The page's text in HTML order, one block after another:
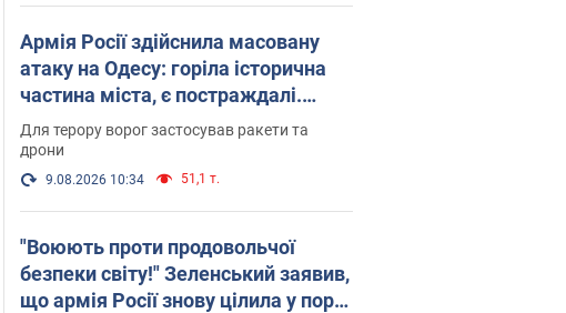
Армія Росії здійснила масовану
атаку на Одесу: горіла історична
частина міста, є постраждалі.
Фото та відео
Для терору ворог застосував ракети та
дрони
9.08.2026 10:34 51,1 т.
"Воюють проти продовольчої
безпеки світу!" Зеленський заявив,
що армія Росії знову цілила у порт